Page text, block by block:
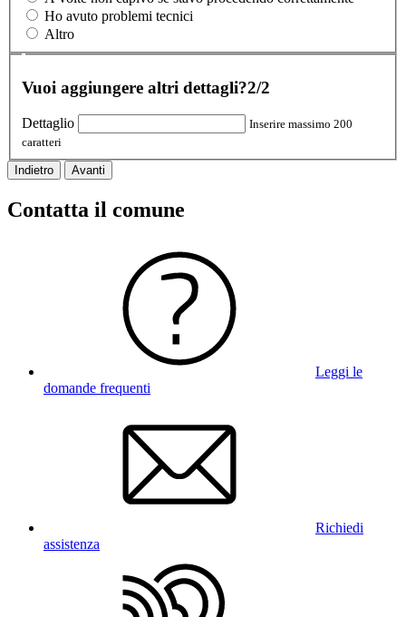
Ho avuto problemi tecnici
Altro
Vuoi aggiungere altri dettagli?2/2
Dettaglio
Inserire massimo 200
caratteri
Indietro Avanti
Contatta il comune
Leggi le
domande frequenti
Richiedi
assistenza